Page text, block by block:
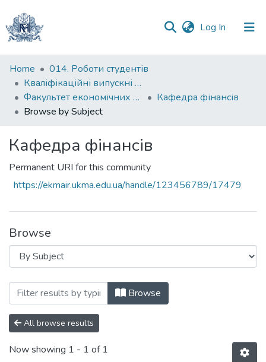
Log In (current)
Communities
&
Collections
All of DSpace
Home
014. Роботи студентів
Кваліфікаційні випускні роботи здобувачів вищої освіти бакалаврських програм
Факультет економічних наук
Кафедра фінансів
Browse by Subject
Кафедра фінансів
Permanent URI for this community
https://ekmair.ukma.edu.ua/handle/123456789/17479
Browse
Browsing Кафедра фінансів by
Browse
All browse results
Now showing 1 - 1 of 1